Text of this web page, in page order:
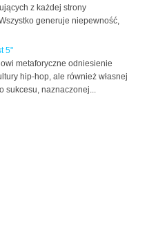
z każdej strony
generuje niepewność,
5"
metaforyczne odniesienie
hip-hop, ale również własnej
sukcesu, naznaczonej...